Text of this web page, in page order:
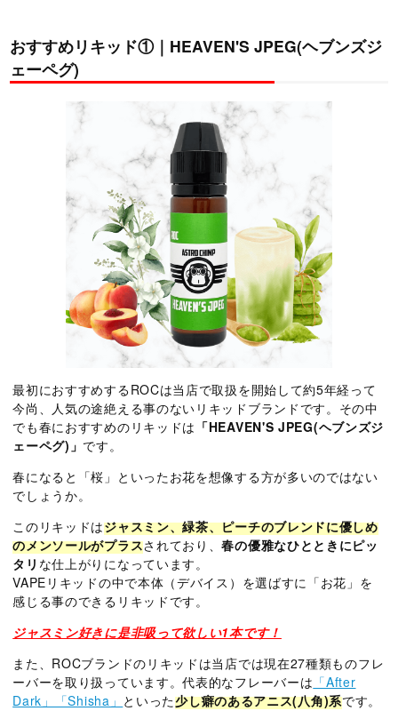
おすすめリキッド①｜HEAVEN'S JPEG(ヘブンズジ
ェーペグ)
最初におすすめするROCは当店で取扱を開始して約5年経って
今尚、人気の途絶える事のないリキッドブランドです。その中
でも春におすすめのリキッドは 「HEAVEN'S JPEG(ヘブンズジ
ェーペグ)」 です。
春になると「桜」といったお花を想像する方が多いのではない
でしょうか。
このリキッドはジャスミン、緑茶、ピーチのブレンドに優しめ
のメンソールがプラスされており、春の優雅なひとときにピッ
タリ な仕上がりになっています。
VAPEリキッドの中で本体（デバイス）を選ばすに「お花」を
感じる事のできるリキッドです。
ジャスミン好きに是非吸って欲しい1本です！
また、ROCブランドのリキッドは当店では現在27種類ものフレ
ーバーを取り扱っています。代表的なフレーバーは 「After
Dark」「Shisha」 といった少し癖のあるアニス(八角)系です。